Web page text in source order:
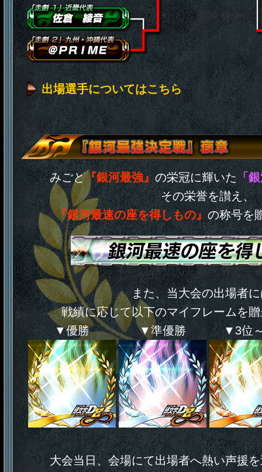
出場選手についてはこちら
みごと『銀河最強』 の栄冠に輝いた 「
その栄誉を讃え、
『銀河最速の座を得しもの』 の称号を
また、当大会の出場者
戦績に応じて以下のマイフレームを
▼優勝
▼準優勝 ▼3位
大会当日、会場にて出場者へ熱い声援